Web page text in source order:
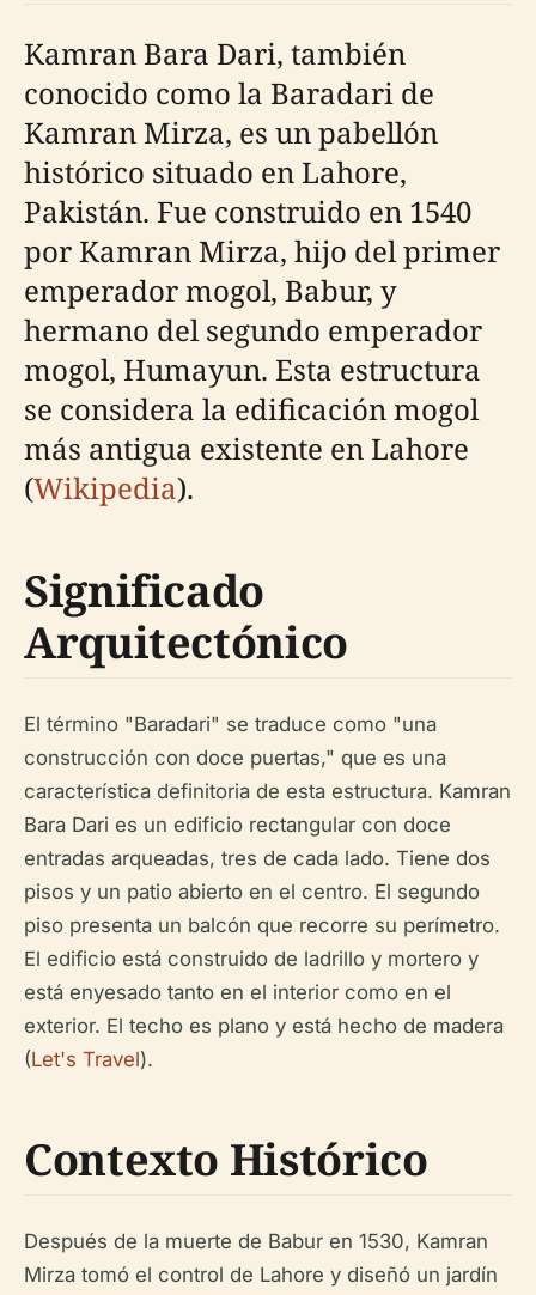
Kamran Bara Dari, también
conocido como la Baradari de
Kamran Mirza, es un pabellón
histórico situado en Lahore,
Pakistán. Fue construido en 1540
por Kamran Mirza, hijo del primer
emperador mogol, Babur, y
hermano del segundo emperador
mogol, Humayun. Esta estructura
se considera la edificación mogol
más antigua existente en Lahore
(Wikipedia).
Significado
Arquitectónico
El término "Baradari" se traduce como "una
construcción con doce puertas," que es una
característica definitoria de esta estructura. Kamran
Bara Dari es un edificio rectangular con doce
entradas arqueadas, tres de cada lado. Tiene dos
pisos y un patio abierto en el centro. El segundo
piso presenta un balcón que recorre su perímetro.
El edificio está construido de ladrillo y mortero y
está enyesado tanto en el interior como en el
exterior. El techo es plano y está hecho de madera
(Let's Travel).
Contexto Histórico
Después de la muerte de Babur en 1530, Kamran
Mirza tomó el control de Lahore y diseñó un jardín